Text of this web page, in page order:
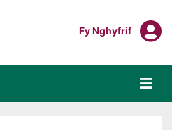
Mewngofnodi I
Fy Nghyfrif